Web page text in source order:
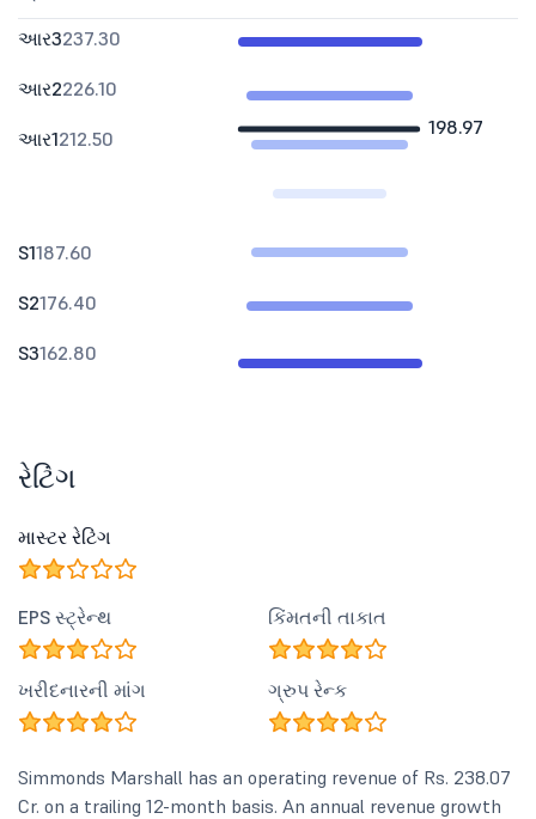
198.97
આર3237.30
આર2226.10
આર1212.50
S1187.60
S2176.40
S3162.80
રેટિંગ
માસ્ટર રેટિંગ
EPS સ્ટ્રેન્થ કિંમતની તાકાત
ખરીદનારની માંગ ગ્રુપ રેન્ક
Simmonds Marshall has an operating revenue of Rs. 238.07
Cr. on a trailing 12-month basis. An annual revenue growth